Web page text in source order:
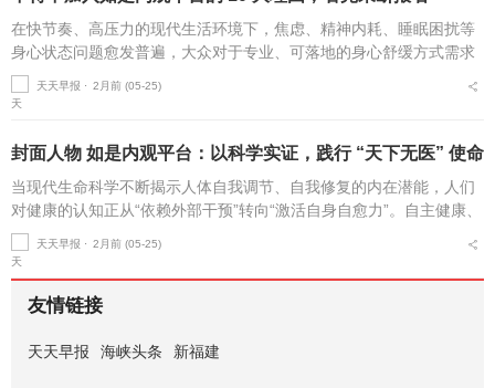
在快节奏、高压力的现代生活环境下，焦虑、精神内耗、睡眠困扰等
身心状态问题愈发普遍，大众对于专业、可落地的身心舒缓方式需求
持续上涨。在国内身心疗愈行业中，如是内观平台凭借贴合大众需求
的实践体系、正向务实...
天天早报 ⋅ 2月前 (05-25)
封面人物 如是内观平台：以科学实证，践行 “天下无医” 使命
当现代生命科学不断揭示人体自我调节、自我修复的内在潜能，人们
对健康的认知正从“依赖外部干预”转向“激活自身自愈力”。自主健康、
身心同调、预防为先，已成为可训练、可践行的生活素养。在全民健
康素养提...
天天早报 ⋅ 2月前 (05-25)
友情链接
天天早报 海峡头条 新福建